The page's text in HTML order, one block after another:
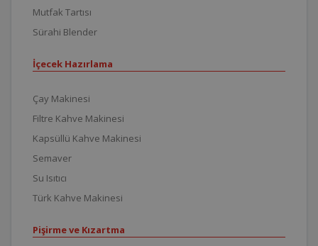
Mutfak Tartısı
Sürahi Blender
İçecek Hazırlama
Çay Makinesi
Filtre Kahve Makinesi
Kapsüllü Kahve Makinesi
Semaver
Su Isıtıcı
Türk Kahve Makinesi
Pişirme ve Kızartma